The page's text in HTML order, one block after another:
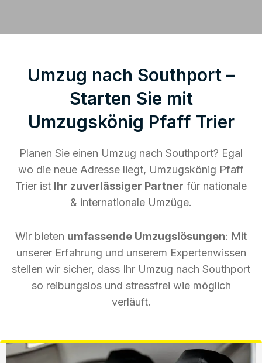
Umzug nach Southport –
Starten Sie mit
Umzugskönig Pfaff Trier
Planen Sie einen Umzug nach Southport? Egal
wo die neue Adresse liegt, Umzugskönig Pfaff
Trier ist Ihr zuverlässiger Partner für nationale
& internationale Umzüge.
Wir bieten umfassende Umzugslösungen: Mit
unserer Erfahrung und unserem Expertenwissen
stellen wir sicher, dass Ihr Umzug nach Southport
so reibungslos und stressfrei wie möglich
verläuft.